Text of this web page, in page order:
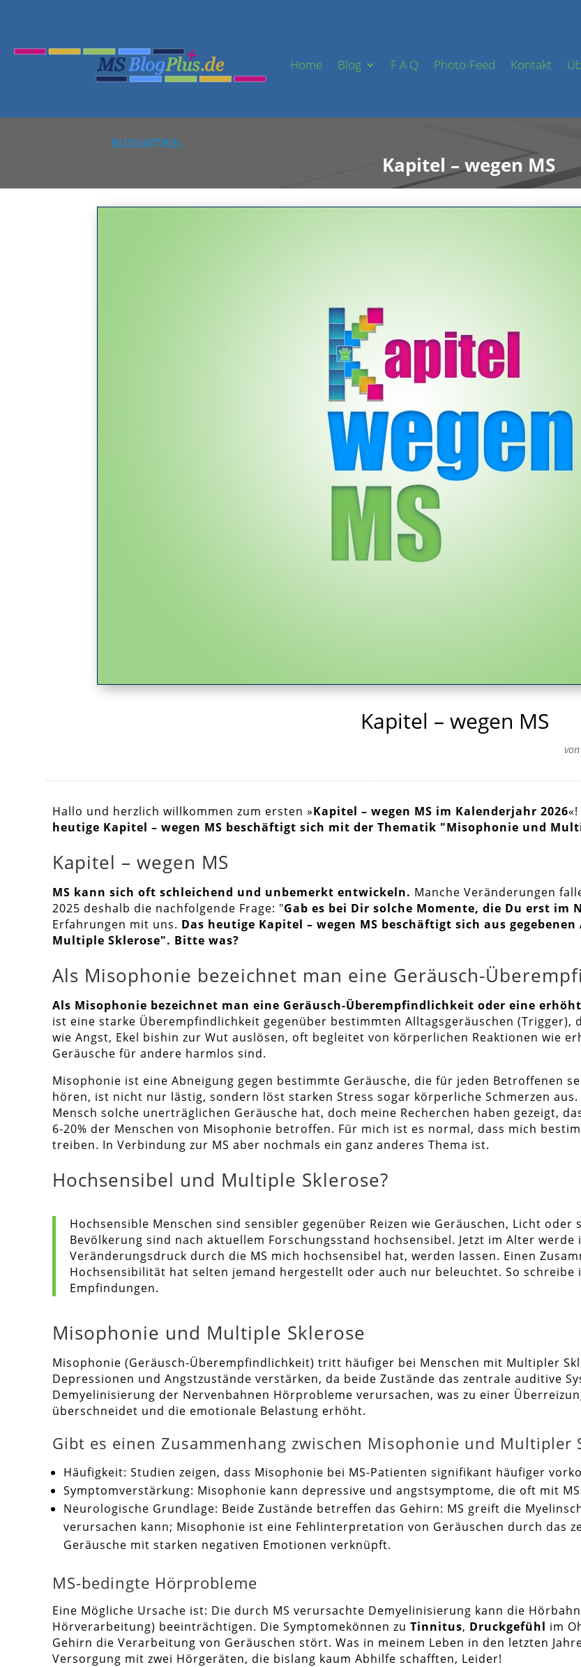
Home Blog F A Q Photo-Feed Kontakt
BLOGARTIKEL
Kapitel – wegen MS
Kapitel – wegen MS
Hallo und herzlich willkommen zum ersten »Kapitel – wegen MS im Kalenderjahr 2026
heutige Kapitel – wegen MS beschäftigt sich mit der Thematik "Misophonie und
Kapitel – wegen MS
MS kann sich oft schleichend und unbemerkt entwickeln. Manche Veränderungen
2025 deshalb die nachfolgende Frage: "Gab es bei Dir solche Momente, die Du erst im
Erfahrungen mit uns. Das heutige Kapitel – wegen MS beschäftigt sich aus
Multiple Sklerose". Bitte was?
Als Misophonie bezeichnet man eine Geräusch-
Als Misophonie bezeichnet man eine Geräusch-Überempfindlichkeit oder eine
ist eine starke Überempfindlichkeit gegenüber bestimmten Alltagsgeräuschen (Trigger),
wie Angst, Ekel bishin zur Wut auslösen, oft begleitet von körperlichen Reaktionen wie
Geräusche für andere harmlos sind.
Misophonie ist eine Abneigung gegen bestimmte Geräusche, die für jeden Betroffenen
hören, ist nicht nur lästig, sondern löst starken Stress sogar körperliche Schmerzen
Mensch solche unerträglichen Geräusche hat, doch meine Recherchen haben gezeigt,
6-20% der Menschen von Misophonie betroffen. Für mich ist es normal, dass mich
treiben. In Verbindung zur MS aber nochmals ein ganz anderes Thema ist.
Hochsensibel und Multiple Sklerose?
Hochsensible Menschen sind sensibler gegenüber Reizen wie Geräuschen, Licht oder
Bevölkerung sind nach aktuellem Forschungsstand hochsensibel. Jetzt im Alter
Veränderungsdruck durch die MS mich hochsensibel hat, werden lassen. Einen
Hochsensibilität hat selten jemand hergestellt oder auch nur beleuchtet. So
Empfindungen.
Misophonie und Multiple Sklerose
Misophonie (Geräusch-Überempfindlichkeit) tritt häufiger bei Menschen mit Multipler
Depressionen und Angstzustände verstärken, da beide Zustände das zentrale auditive
Demyelinisierung der Nervenbahnen Hörprobleme verursachen, was zu einer
überschneidet und die emotionale Belastung erhöht.
Gibt es einen Zusammenhang zwischen Misophonie und Multipler
Häufigkeit: Studien zeigen, dass Misophonie bei MS-Patienten signifikant häufiger
Symptomverstärkung: Misophonie kann depressive und angstsymptome, die oft mit
Neurologische Grundlage: Beide Zustände betreffen das Gehirn: MS greift die
verursachen kann; Misophonie ist eine Fehlinterpretation von Geräuschen durch das
Geräusche mit starken negativen Emotionen verknüpft.
MS-bedingte Hörprobleme
Eine Mögliche Ursache ist: Die durch MS verursachte Demyelinisierung kann die
Hörverarbeitung) beeinträchtigen. Die Symptomekönnen zuTinnitus, Druckgefühl im
Gehirn die Verarbeitung von Geräuschen stört. Was in meinem Leben in den letzten
Versorgung mit zwei Hörgeräten, die bislang kaum Abhilfe schafften, Leider!